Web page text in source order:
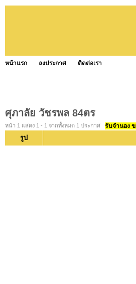
หน้าแรก ลงประกาศ ติดต่อเรา
ศุภาลัย วัชรพล 84ตร
หน้า 1 แสดง 1 - 1 จากทั้งหมด 1 ประกาศ รับจำนอง
รูป